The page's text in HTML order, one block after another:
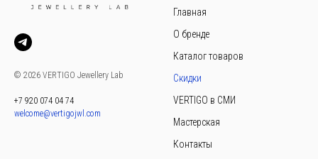
© 2026 VERTIGO Jewellery Lab
+7 920 074 04 74
welcome@vertigojwl.com
Главная
О бренде
Каталог товаров
Скидки
VERTIGO в СМИ
Мастерская
Контакты